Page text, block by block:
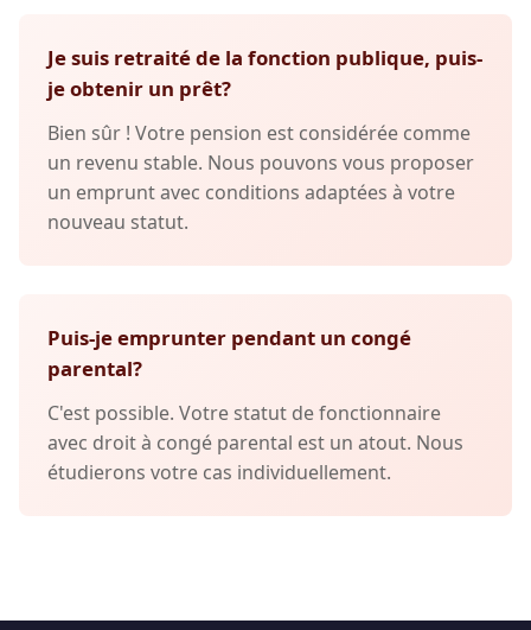
Je suis retraité de la fonction publique, puis-
je obtenir un prêt?
Bien sûr ! Votre pension est considérée comme
un revenu stable. Nous pouvons vous proposer
un emprunt avec conditions adaptées à votre
nouveau statut.
Puis-je emprunter pendant un congé
parental?
C'est possible. Votre statut de fonctionnaire
avec droit à congé parental est un atout. Nous
étudierons votre cas individuellement.